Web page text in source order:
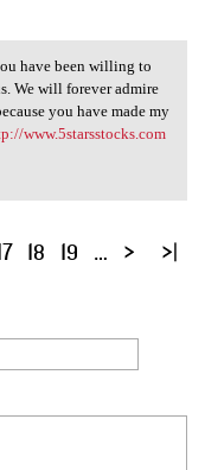
you have
have been willing to
We will forever admire
you have made my
www.5starsstocks.com
18 19 …